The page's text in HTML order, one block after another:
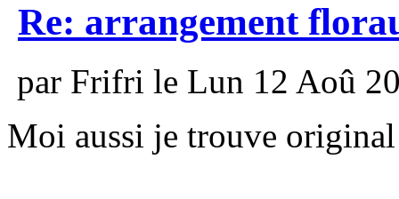
Re: arrangement
par Frifri le Lun 12 Aoû
Moi aussi je trouve